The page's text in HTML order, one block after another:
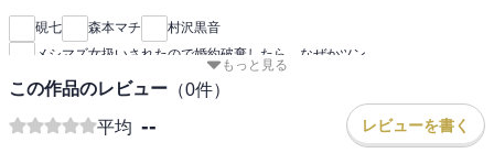
硯七 森本マチ
村沢黒音
メシマズ女扱いされたので婚約破棄したら、なぜかツン
もっと見る
この作品のレビュー （0件）
平均 -- レビューを書く